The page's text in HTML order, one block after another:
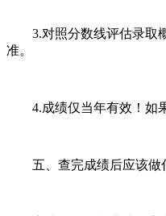
3.对照分数线评估录取概
准。
4.成绩仅当年有效！如果
五、查完成绩后应该做